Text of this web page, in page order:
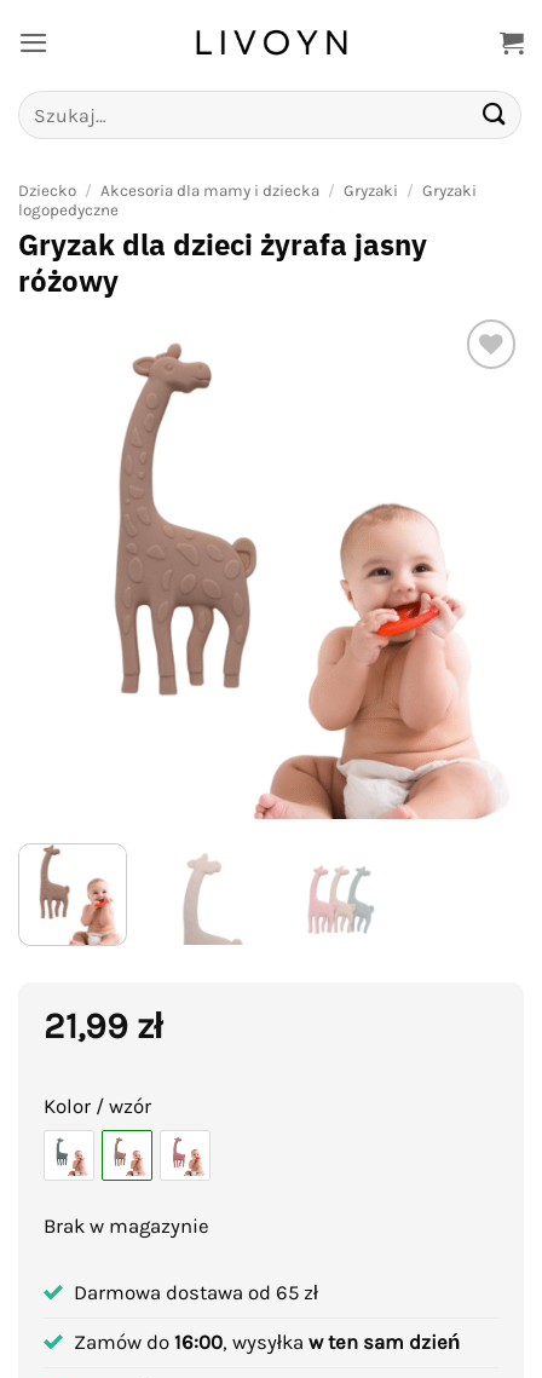
do
Szukaj:
Dziecko / Akcesoria dla mamy i dziecka / Gryzaki / Gryzaki
logopedyczne
Gryzak dla dzieci żyrafa jasny
różowy
21,99 zł
Kolor / wzór
Brak w magazynie
Darmowa dostawa od 65 zł
Zamów do 16:00, wysyłka w ten sam dzień